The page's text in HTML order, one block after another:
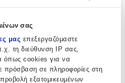
σας
μας επεξεργαζόμαστε
τη διεύθυνση IP σας,
όπως cookies για να
πρόσβαση σε πληροφορίες στη
εξατομικευμένων